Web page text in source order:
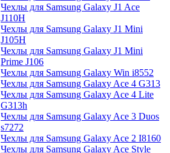
Чехлы для Samsung Galaxy J1 Ace
J110H
Чехлы для Samsung Galaxy J1 Mini
J105H
Чехлы для Samsung Galaxy J1 Mini
Prime J106
Чехлы для Samsung Galaxy Win i8552
Чехлы для Samsung Galaxy Ace 4 G313
Чехлы для Samsung Galaxy Ace 4 Lite
G313h
Чехлы для Samsung Galaxy Ace 3 Duos
s7272
Чехлы для Samsung Galaxy Ace 2 I8160
Чехлы для Samsung Galaxy Ace Style